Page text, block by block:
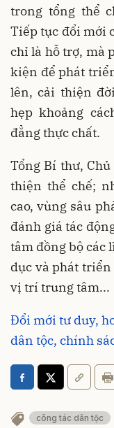
trong tổng thể
Tiếp tục đổi mới
chỉ là hỗ trợ, mà
kiện để phát
lên, cải thiện
hẹp khoảng
đẳng thực chất.
Tổng Bí thư,
thiện thể chế;
cao, vùng sâu
đánh giá tác
tâm đồng bộ các
dục và phát
vị trí trung tâm...
Đổi mới tư duy,
dân tộc, chính
công tác dân tộc